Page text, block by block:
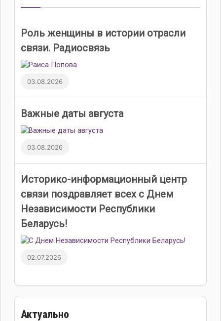
Роль женщины в истории отрасли
связи. Радиосвязь
03.08.2026
Важные даты августа
03.08.2026
Историко-информационный центр
связи поздравляет всех с Днем
Независимости Республики
Беларусь!
02.07.2026
Актуально